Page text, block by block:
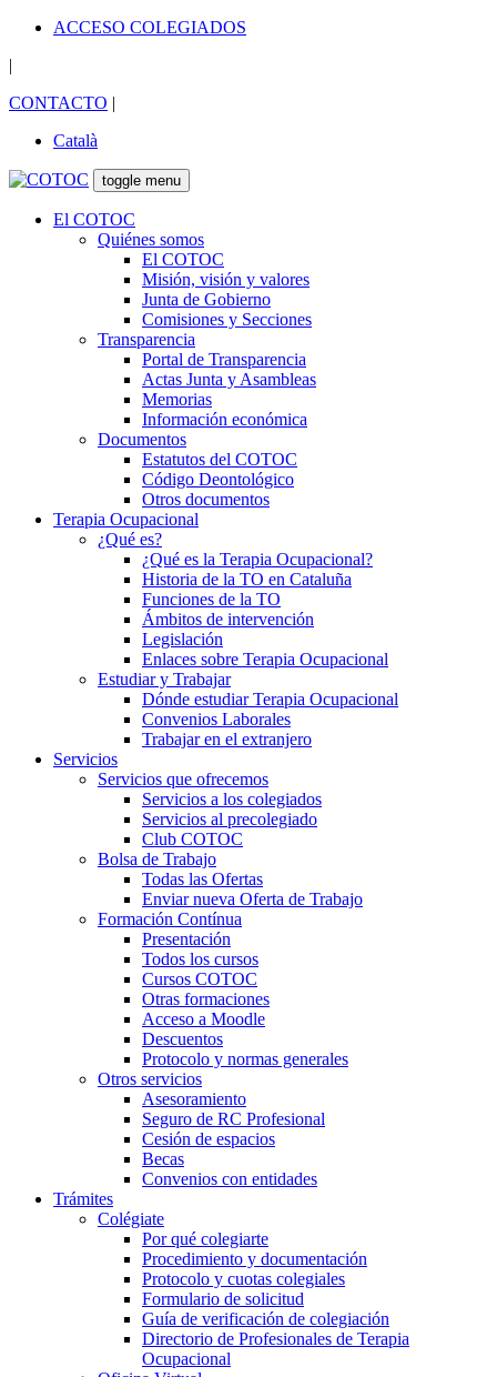
ACCESO COLEGIADOS
|
CONTACTO |
Català
toggle menu
El COTOC
Quiénes somos
El COTOC
Misión, visión y valores
Junta de Gobierno
Comisiones y Secciones
Transparencia
Portal de Transparencia
Actas Junta y Asambleas
Memorias
Información económica
Documentos
Estatutos del COTOC
Código Deontológico
Otros documentos
Terapia Ocupacional
¿Qué es?
¿Qué es la Terapia Ocupacional?
Historia de la TO en Cataluña
Funciones de la TO
Ámbitos de intervención
Legislación
Enlaces sobre Terapia Ocupacional
Estudiar y Trabajar
Dónde estudiar Terapia Ocupacional
Convenios Laborales
Trabajar en el extranjero
Servicios
Servicios que ofrecemos
Servicios a los colegiados
Servicios al precolegiado
Club COTOC
Bolsa de Trabajo
Todas las Ofertas
Enviar nueva Oferta de Trabajo
Formación Contínua
Presentación
Todos los cursos
Cursos COTOC
Otras formaciones
Acceso a Moodle
Descuentos
Protocolo y normas generales
Otros servicios
Asesoramiento
Seguro de RC Profesional
Cesión de espacios
Becas
Convenios con entidades
Trámites
Colégiate
Por qué colegiarte
Procedimiento y documentación
Protocolo y cuotas colegiales
Formulario de solicitud
Guía de verificación de colegiación
Directorio de Profesionales de Terapia
Ocupacional